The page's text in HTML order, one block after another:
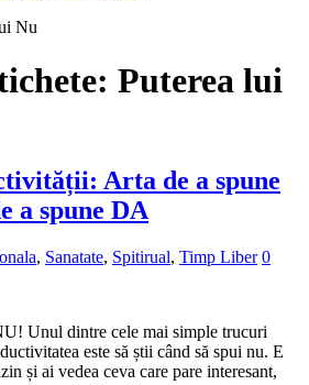
Nu
Puterea lui
Arta de a spune
a spune DA
, Sanatate, Spitirual, Timp Liber 0
Unul dintre cele mai simple trucuri
este să știi când să spui nu. E
și ai vedea ceva care pare interesant,